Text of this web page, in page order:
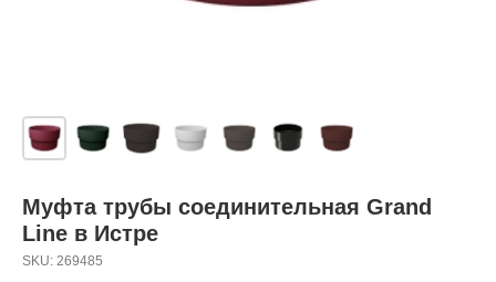
Муфта трубы соединительная Grand
Line в Истре
SKU: 269485